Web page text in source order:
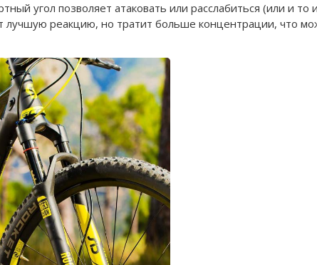
угол позволяет атаковать или расслабиться (или и то
лучшую реакцию, но тратит больше концентрации, что